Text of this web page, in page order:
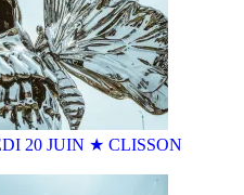
20 JUIN ★ CLISSON